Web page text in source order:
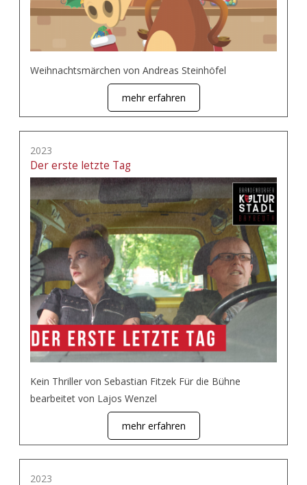
Weihnachtsmärchen von Andreas Steinhöfel
mehr erfahren
2023
Der erste letzte Tag
Kein Thriller von Sebastian Fitzek Für die Bühne
bearbeitet von Lajos Wenzel
mehr erfahren
2023